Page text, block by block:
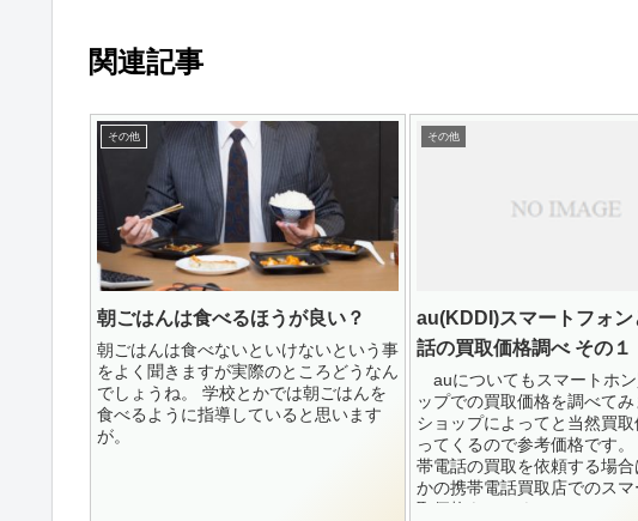
関連記事
その他
朝ごはんは食べるほうが良い？
朝ごはんは食べないといけないという事
をよく聞きますが実際のところどうなん
でしょうね。 学校とかでは朝ごはんを
食べるように指導していると思います
が。
その他
au(KDDI)スマートフォン
話の買取価格調べ その１
auについてもスマートホン
ップでの買取価格を調べてみ
ショップによってと当然買
ってくるので参考価格です
帯電話の買取を依頼する場
かの携帯電話買取店でのス
取価格をひかくしてみ...